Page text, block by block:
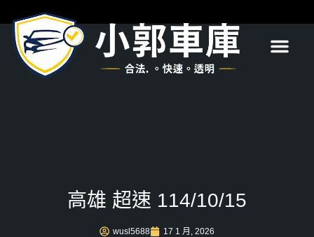
高雄 超速 114/10/15
wusl5688 17 1 月, 2026